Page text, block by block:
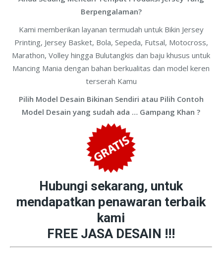
Berpengalaman?
Kami memberikan layanan termudah untuk Bikin Jersey
Printing, Jersey Basket, Bola, Sepeda, Futsal, Motocross,
Marathon, Volley hingga Bulutangkis dan baju khusus untuk
Mancing Mania dengan bahan berkualitas dan model keren
terserah Kamu
Pilih Model Desain Bikinan Sendiri atau Pilih Contoh
Model Desain yang sudah ada … Gampang Khan ?
Hubungi sekarang, untuk
mendapatkan penawaran terbaik
kami
FREE JASA DESAIN !!!